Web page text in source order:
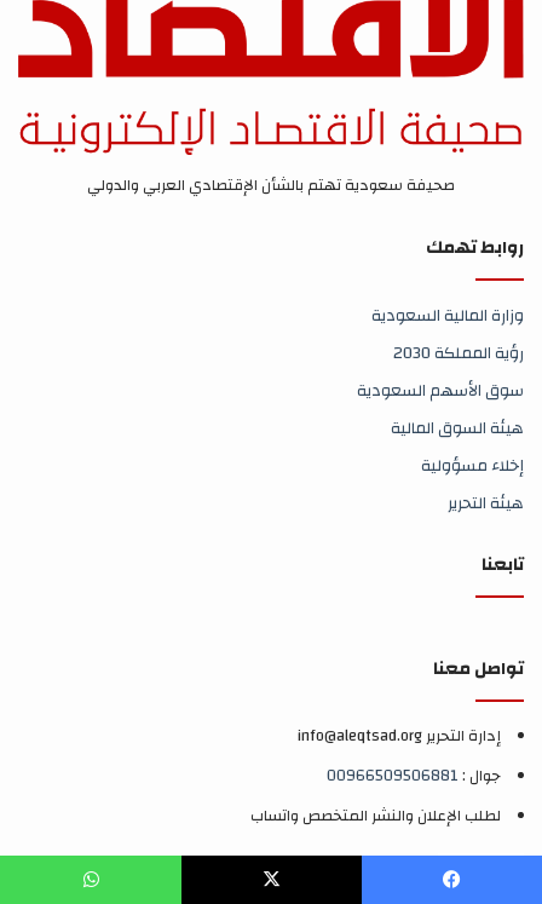
صحيفة سعودية تهتم بالشأن الإقتصادي العربي والدولي
روابط تهمك
وزارة المالية السعودية
رؤية المملكة 2030
سوق الأسهم السعودية
هيئة السوق المالية
إخلاء مسؤولية
هيئة التحرير
تابعنا
تواصل معنا
إدارة التحرير info@aleqtsad.org
جوال :00966509506881
لطلب الإعلان والنشر المتخصص واتساب